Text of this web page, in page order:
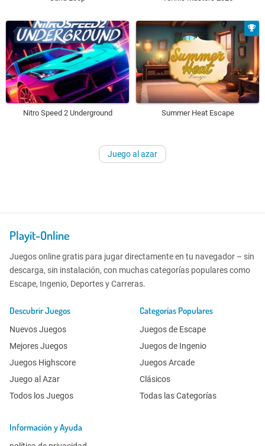
Nitro Speed 2 Underground Summer Heat Escape
Juego al azar
Playit-Online
Juegos online gratis para jugar directamente en tu navegador – sin
descarga, sin instalación, con muchas categorías populares como
Escape, Ingenio, Deportes y Carreras.
Descubrir Juegos
Nuevos Juegos
Mejores Juegos
Juegos Highscore
Juego al Azar
Todos los Juegos
Categorías Populares
Juegos de Escape
Juegos de Ingenio
Juegos Arcade
Clásicos
Todas las Categorías
Información y Ayuda